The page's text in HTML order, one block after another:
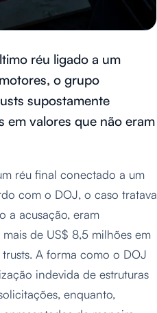
réu ligado a um
o grupo
supostamente
em valores que não eram
réu final conectado a um
com o DOJ, o caso tratava
a acusação, eram
de US$ 8,5 milhões em
A forma como o DOJ
indevida de estruturas
enquanto,